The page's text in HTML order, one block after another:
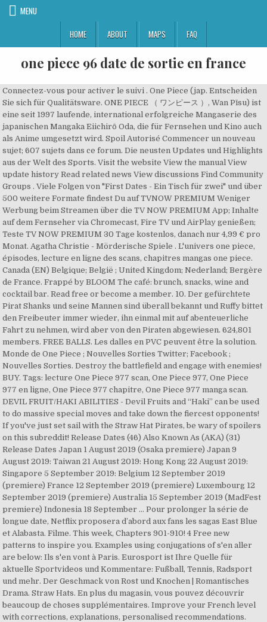
MENU
HOME
ABOUT MAPS FAQ
one piece 96 date de sortie en france
Connectez-vous pour activer le suivi . One Piece (jap. Entscheiden
Sie sich für Qualitätsware. ONE PIECE （ ワンピース ）, Wan Pīsu) ist
eine seit 1997 laufende, international erfolgreiche Mangaserie des
japanischen Mangaka Eiichirō Oda, die für Fernsehen und Kino auch
als Anime umgesetzt wird. Spoil Autorisé Commencer un nouveau
sujet; 607 sujets dans ce forum. Die neusten Updates und Highlights
aus der Welt des Sports. Visit the website View the manual View
update history Read related news View discussions Find Community
Groups . Viele Folgen von "First Dates - Ein Tisch für zwei" und über
500 weitere Formate findest Du auf TVNOW PREMIUM Weniger
Werbung beim Streamen über die TV NOW PREMIUM App; Inhalte
auf dem Fernseher via Chromecast, Fire TV und AirPlay genießen;
Teste TV NOW PREMIUM 30 Tage kostenlos, danach nur 4,99 € pro
Monat. Agatha Christie - Mörderische Spiele . L'univers one piece,
épisodes, lecture en ligne des scans, chapitres mangas one piece.
Canada (EN) Belgique; België ; United Kingdom; Nederland; Bergère
de France. Frappé by BLOOM The café: brunch, snacks, wine and
cocktail bar. Read free or become a member. 10. Der gefürchtete
Pirat Shanks und seine Mannen sind überall bekannt und Ruffy bittet
den Freibeuter immer wieder, ihn einmal mit auf abenteuerliche
Fahrt zu nehmen, wird aber von den Piraten abgewiesen. 624,801
members. FREE BALLS. Les dalles en PVC peuvent être la solution.
Monde de One Piece ; Nouvelles Sorties Twitter; Facebook ;
Nouvelles Sorties. Destroy the battlefield and engage with enemies!
BUY. Tags: lecture One Piece 977 scan, One Piece 977, One Piece
977 en ligne, One Piece 977 chapitre, One Piece 977 manga scan.
DEVIL FRUIT/HAKI ABILITIES - Devil Fruits and “Haki” can be used
to do massive special moves and take down the fiercest opponents!
If you've just set sail with the Straw Hat Pirates, be wary of spoilers
on this subreddit! Release Dates (46) Also Known As (AKA) (31)
Release Dates Japan 1 August 2019 (Osaka premiere) Japan 9
August 2019: Taiwan 21 August 2019: Hong Kong 22 August 2019:
Singapore 5 September 2019: Belgium 12 September 2019
(premiere) France 12 September 2019 (premiere) Luxembourg 12
September 2019 (premiere) Australia 15 September 2019 (MadFest
premiere) Indonesia 18 September … Pour prolonger la série de
longue date, Netflix proposera d’abord aux fans les sagas East Blue
et Alabasta. Filme. This week, Chapters 901-910! 4 Free new
patterns to inspire you. Examples using conjugations of s'en aller
are below: Ils s'en vont à Paris. Eurosport ist Ihre Quelle für
aktuelle Sportvideos und Kommentare: Fußball, Tennis, Radsport
und mehr. Der Geschmack von Rost und Knochen | Romantisches
Drama. Straw Hats. En plus du magasin, vous pouvez découvrir
beaucoup de choses supplémentaires. Improve your French level
with corrections, explanations, personalised recommendations.